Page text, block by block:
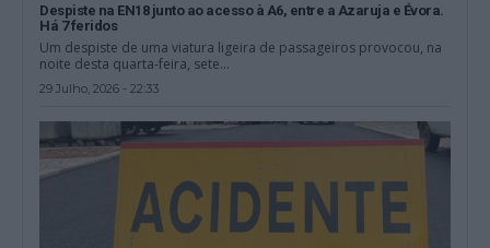
Despiste na EN18 junto ao acesso à A6, entre a Azaruja e Évora.
Há 7 feridos
Um despiste de uma viatura ligeira de passageiros provocou, na
noite desta quarta-feira, sete...
29 Julho, 2026 - 22:33